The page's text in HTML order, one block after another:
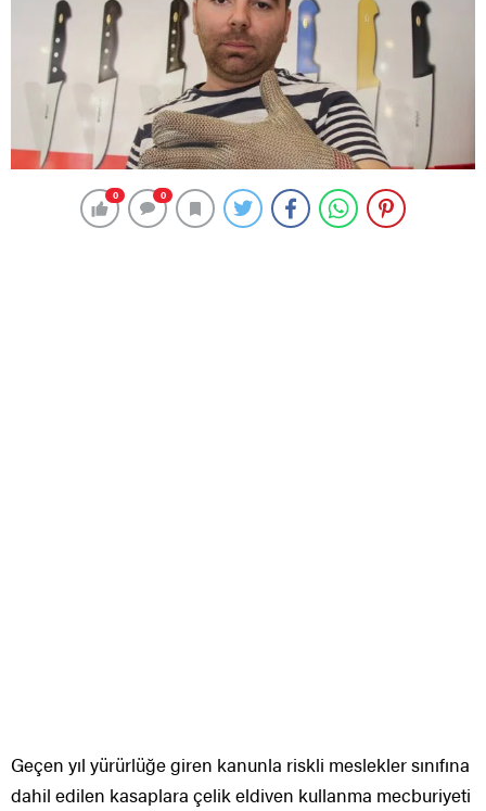
0 0
Geçen yıl yürürlüğe giren kanunla riskli meslekler sınıfına
dahil edilen kasaplara çelik eldiven kullanma mecburiyeti